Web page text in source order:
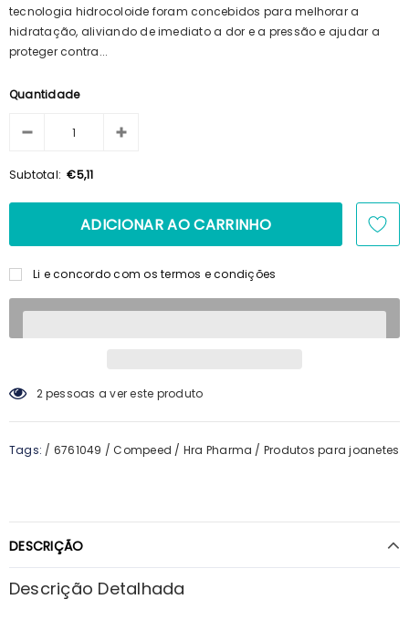
tecnologia hidrocoloide foram concebidos para melhorar a
hidratação, aliviando de imediato a dor e a pressão e ajudar a
proteger contra...
Quantidade
Subtotal: €5,11
Li e concordo com os termos e condições
2pessoas a ver este produto
Tags: / 6761049 / Compeed / Hra Pharma / Produtos para joanetes
DESCRIÇÃO
Descrição Detalhada